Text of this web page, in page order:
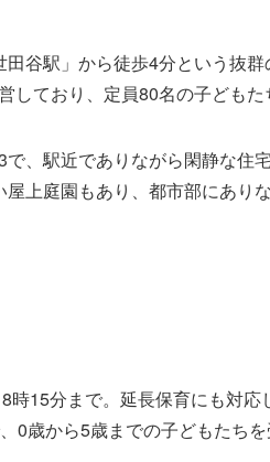
谷駅」から徒歩4分という抜
ており、定員80名の子どもた
、駅近でありながら閑静な住
上庭園もあり、都市部にあり
15分まで。延長保育にも対
歳から5歳までの子どもたちを